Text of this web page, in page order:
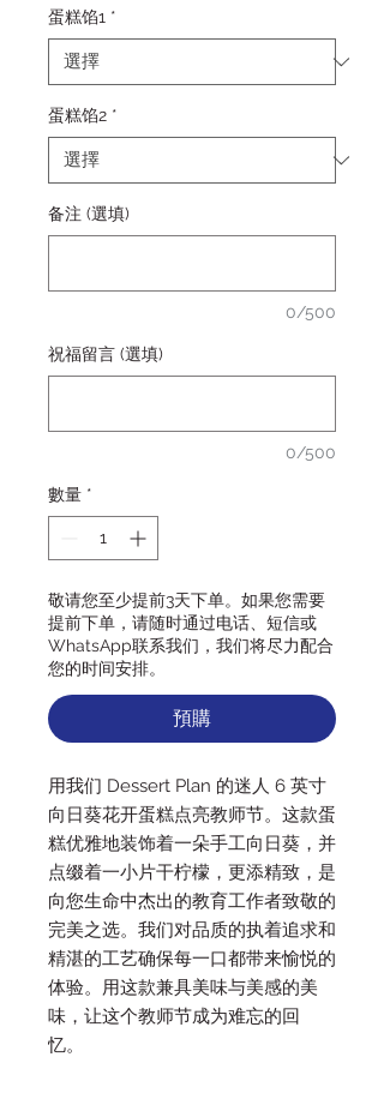
蛋糕馅1 *
蛋糕馅2 *
备注 (選填)
0/500
祝福留言 (選填)
0/500
數量 *
敬请您至少提前3天下单。如果您需要
提前下单，请随时通过电话、短信或
WhatsApp联系我们，我们将尽力配合
您的时间安排。
預購
用我们 Dessert Plan 的迷人 6 英寸
向日葵花开蛋糕点亮教师节。这款蛋
糕优雅地装饰着一朵手工向日葵，并
点缀着一小片干柠檬，更添精致，是
向您生命中杰出的教育工作者致敬的
完美之选。我们对品质的执着追求和
精湛的工艺确保每一口都带来愉悦的
体验。用这款兼具美味与美感的美
味，让这个教师节成为难忘的回
忆。